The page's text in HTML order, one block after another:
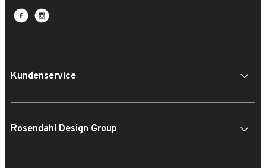
Kundenservice
Rosendahl Design Group